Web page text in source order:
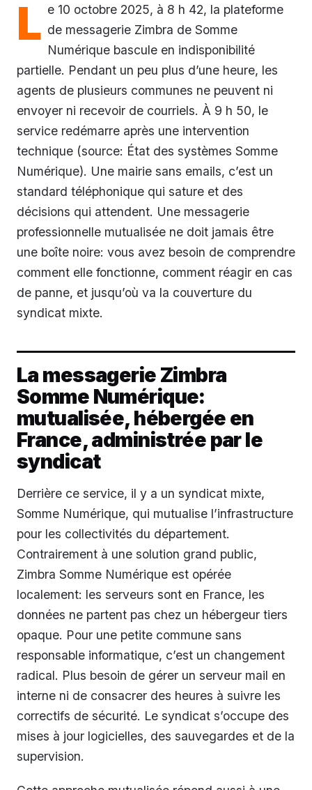
L e 10 octobre 2025, à 8 h 42, la plateforme
de messagerie Zimbra de Somme
Numérique bascule en indisponibilité
partielle. Pendant un peu plus d’une heure, les
agents de plusieurs communes ne peuvent ni
envoyer ni recevoir de courriels. À 9 h 50, le
service redémarre après une intervention
technique (source: État des systèmes Somme
Numérique). Une mairie sans emails, c’est un
standard téléphonique qui sature et des
décisions qui attendent. Une messagerie
professionnelle mutualisée ne doit jamais être
une boîte noire: vous avez besoin de comprendre
comment elle fonctionne, comment réagir en cas
de panne, et jusqu’où va la couverture du
syndicat mixte.
La messagerie Zimbra
Somme Numérique:
mutualisée, hébergée en
France, administrée par le
syndicat
Derrière ce service, il y a un syndicat mixte,
Somme Numérique, qui mutualise l’infrastructure
pour les collectivités du département.
Contrairement à une solution grand public,
Zimbra Somme Numérique est opérée
localement: les serveurs sont en France, les
données ne partent pas chez un hébergeur tiers
opaque. Pour une petite commune sans
responsable informatique, c’est un changement
radical. Plus besoin de gérer un serveur mail en
interne ni de consacrer des heures à suivre les
correctifs de sécurité. Le syndicat s’occupe des
mises à jour logicielles, des sauvegardes et de la
supervision.